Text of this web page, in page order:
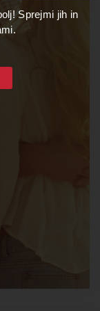
Sprejmi jih in